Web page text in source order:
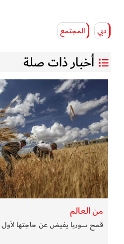
دبي المجتمع
أخبار ذات صلة
من العالم
قمح سوريا يفيض عن حاجتها لأول مرة